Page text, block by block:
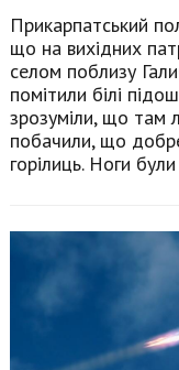
Прикарпатський
що на вихідних
селом поблизу
помітили білі
зрозуміли, що там
побачили, що
горілиць. Ноги